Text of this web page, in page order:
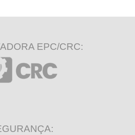
EPC/CRC: